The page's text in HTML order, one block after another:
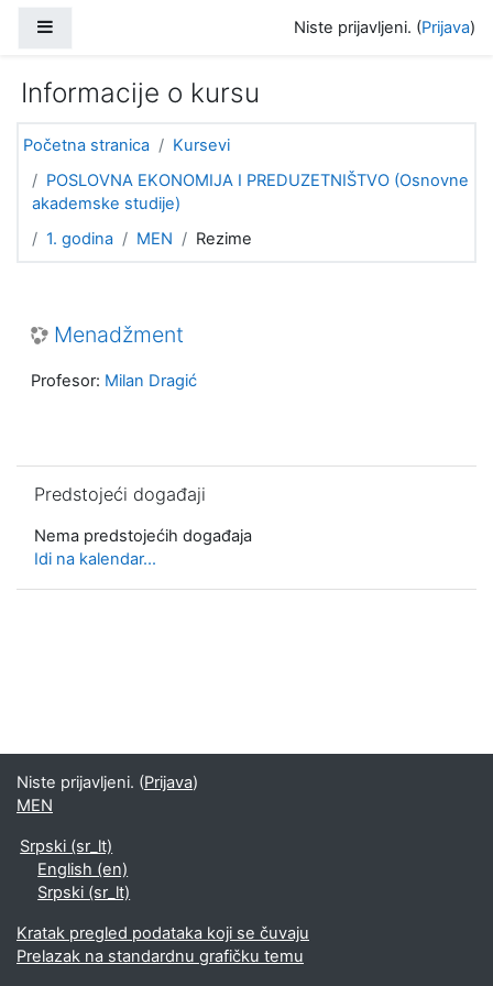
Niste prijavljeni. (Prijava)
Informacije o kursu
Početna stranica
Kursevi
POSLOVNA EKONOMIJA I PREDUZETNIŠTVO (Osnovne
akademske studije)
1. godina
MEN Rezime
Menadžment
Profesor: Milan Dragić
Predstojeći događaji
Nema predstojećih događaja
Idi na kalendar...
Niste prijavljeni. (Prijava)
MEN
Srpski ‎(sr_lt)‎
English ‎(en)‎
Srpski ‎(sr_lt)‎
Kratak pregled podataka koji se čuvaju
Prelazak na standardnu grafičku temu